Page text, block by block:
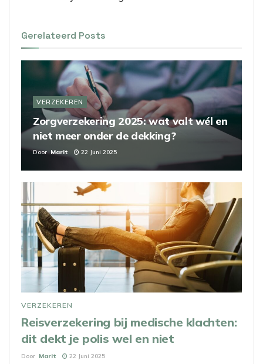
Gerelateerd Posts
VERZEKEREN
Zorgverzekering 2025: wat valt wél en
niet meer onder de dekking?
Door Marit 22 Juni 2025
VERZEKEREN
Reisverzekering bij medische klachten:
dit dekt je polis wel en niet
Door Marit 22 Juni 2025